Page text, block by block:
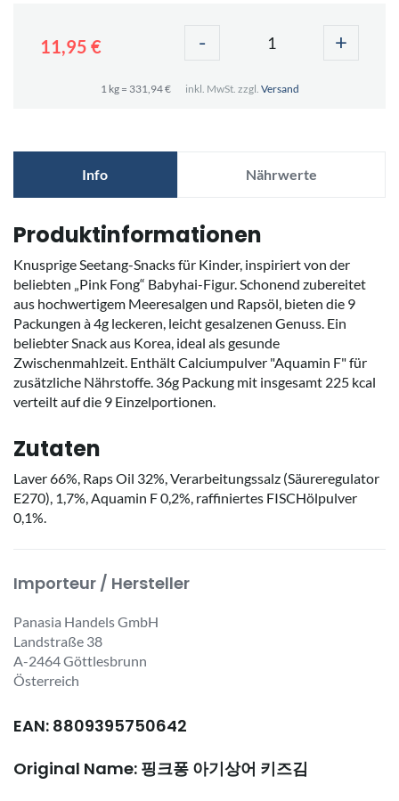
11,95 € - +
1 kg = 331,94 € inkl. MwSt. zzgl. Versand
Info Nährwerte
Produktinformationen
Knusprige Seetang-Snacks für Kinder, inspiriert von der
beliebten „Pink Fong“ Babyhai-Figur. Schonend zubereitet
aus hochwertigem Meeresalgen und Rapsöl, bieten die 9
Packungen à 4g leckeren, leicht gesalzenen Genuss. Ein
beliebter Snack aus Korea, ideal als gesunde
Zwischenmahlzeit. Enthält Calciumpulver "Aquamin F" für
zusätzliche Nährstoffe. 36g Packung mit insgesamt 225 kcal
verteilt auf die 9 Einzelportionen.
Zutaten
Laver 66%, Raps Oil 32%, Verarbeitungssalz (Säureregulator
E270), 1,7%, Aquamin F 0,2%, raffiniertes FISCHölpulver
0,1%.
Importeur / Hersteller
Panasia Handels GmbH
Landstraße 38
A-2464 Göttlesbrunn
Österreich
EAN: 8809395750642
Original Name: 핑크퐁 아기상어 키즈김